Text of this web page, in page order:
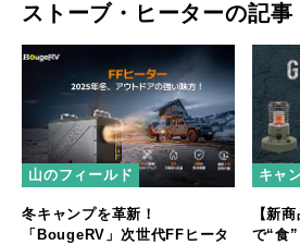
ストーブ・ヒーターの記事
山のフィールド
冬キャンプを革新！
「BougeRV」次世代FFヒータ
キャ
【新
で“食